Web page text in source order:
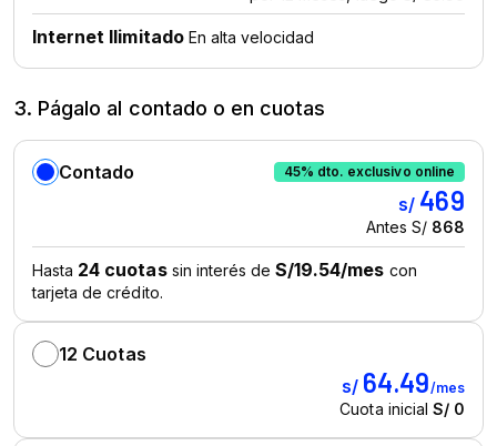
3. Págalo al contado o en cuotas